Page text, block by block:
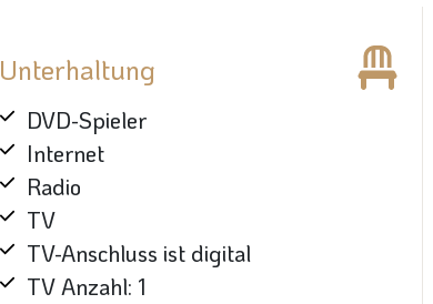
Unterhaltung
DVD-Spieler
Internet
Radio
TV
TV-Anschluss ist digital
TV Anzahl: 1